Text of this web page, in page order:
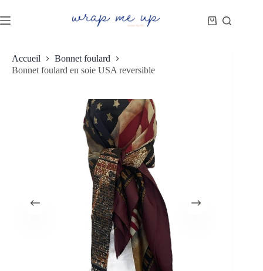
Accueil
Bonnet foulard
Bonnet foulard en soie USA reversible